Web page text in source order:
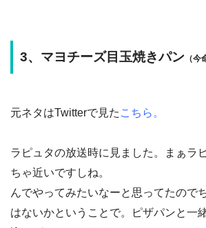
3、マヨチーズ目玉焼きパン （今
元ネタはTwitterで見た こちら。
ラピュタの放送時に見ました。まぁラ
ちゃ近いですしね。
んでやってみたいなーと思ってたので
はないかということで。ピザパンと一